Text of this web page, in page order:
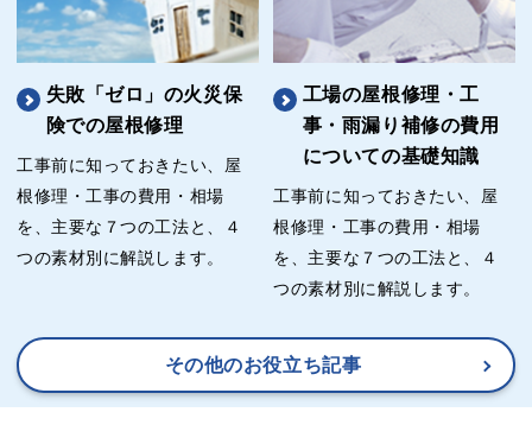
失敗「ゼロ」の火災保
険での屋根修理
工事前に知っておきたい、屋
根修理・工事の費用・相場
を、主要な７つの工法と、４
つの素材別に解説します。
工場の屋根修理・工
事・雨漏り補修の費用
についての基礎知識
工事前に知っておきたい、屋
根修理・工事の費用・相場
を、主要な７つの工法と、４
つの素材別に解説します。
その他のお役立ち記事